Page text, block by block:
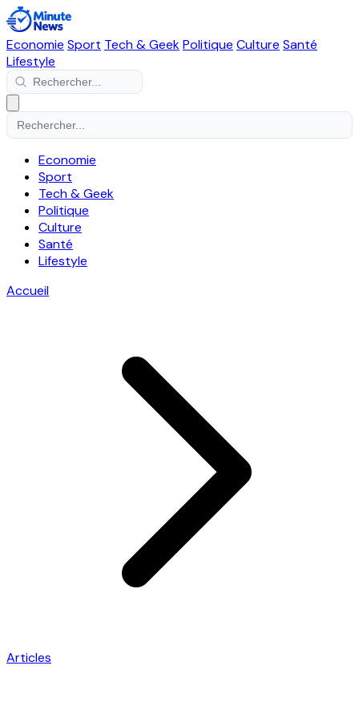
Economie Sport Tech & GeekPolitique Culture Santé
Lifestyle
Economie
Sport
Tech & Geek
Politique
Culture
Santé
Lifestyle
Accueil
Articles